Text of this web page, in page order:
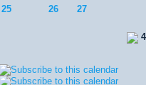
25 26
27
4